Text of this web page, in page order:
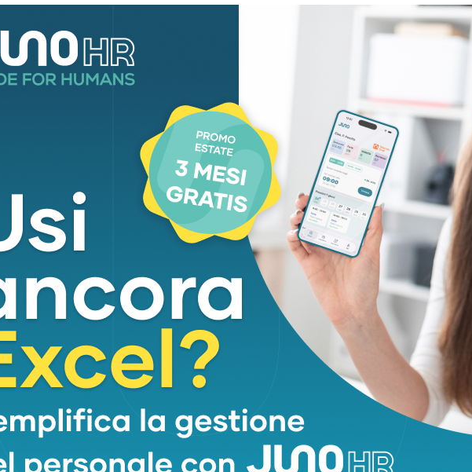
quella che abbiamo col gruppo Cdp, con Ice, con Sace e qui si
il coordinamento della Farnesina, il governo e i principali
Mef e Mimit. Il sistema Paese ha dimostrato di funzionare perché
è parte di questo sistema. Siamo fornitori di finanza a tasso
in Italia e all’estero. E sottolineo: in Italia. Perché non
un’impresa oltre confine se non c’è prima una prospettiva di
confini. L’internazionalizzazione nasce da una radice solida,
Siamo anche soci delle imprese con l’equity”, sottolinea.
affianchiamo le società in piena fase di sviluppo internazionali,
piccole, che sono spesso le meno strutturate e le più promettenti
Per questo dobbiamo unire le forze. Anche con i fondi pensione e
Il capitale c’è, va mobilitato nella direzione giusta. L’obiettivo è
sulla competitività internazionale delle nostre imprese. Non
gli investimenti, non lo abbiamo fatto neanche di fronte ai
conflitto in Medio Oriente. Bisogna continuare ad assumere
Le competenze sono centrali per lo sviluppo del nostro pil”,